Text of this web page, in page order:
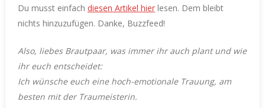
Du musst einfach diesen Artikel hier lesen. Dem bleibt
nichts hinzuzufügen. Danke, Buzzfeed!
Also, liebes Brautpaar, was immer ihr auch plant und wie
ihr euch entscheidet:
Ich wünsche euch eine hoch-emotionale Trauung, am
besten mit der Traumeisterin.